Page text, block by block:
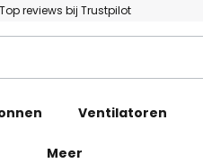
Top reviews bij Trustpilot
Ventilatoren
Meer